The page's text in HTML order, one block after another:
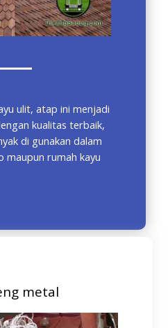
ulit, atap ini menjadi
kualitas terbaik,
di gunakan dalam
maupun rumah kayu
metal